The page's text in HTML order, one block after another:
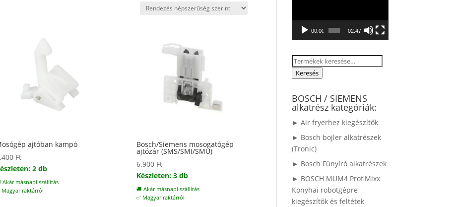
ajtóban kampó
Ft
2 db
Akár másnapi szállítás
Magyar raktárról
Bosch/Siemens mosogatógép
ajtózár (SMS/SMI/SMU)
6.900 Ft
Készleten: 3 db
🚚 Akár másnapi szállítás
✅ Magyar raktárról
00:00 02:47
Keresés
Keresés
BOSCH / SIEMENS
alkatrész kategóriák:
► Air fryerhez kiegészítők
► Bosch bojler alkatrészek
(Tronic)
► Bosch Fűnyíró alkatrészek
► BOSCH MUM4 ProfiMixx
Konyhai robotgépre
kiegészítők és feltétek